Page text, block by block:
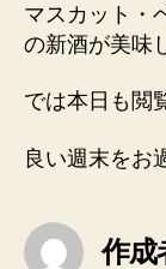
マスカット・
の新酒が美味
では本日も閲
良い週末をお
作成